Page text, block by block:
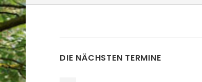
DIE NÄCHSTEN TERMINE